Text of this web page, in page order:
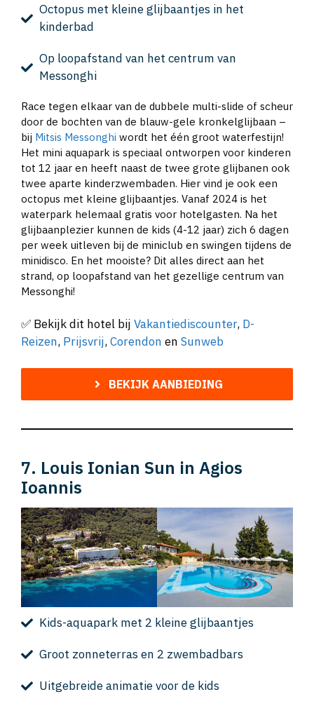
Octopus met kleine glijbaantjes in het
kinderbad
Op loopafstand van het centrum van
Messonghi
Race tegen elkaar van de dubbele multi-slide of scheur
door de bochten van de blauw-gele kronkelglijbaan –
bij Mitsis Messonghi wordt het één groot waterfestijn!
Het mini aquapark is speciaal ontworpen voor kinderen
tot 12 jaar en heeft naast de twee grote glijbanen ook
twee aparte kinderzwembaden. Hier vind je ook een
octopus met kleine glijbaantjes. Vanaf 2024 is het
waterpark helemaal gratis voor hotelgasten. Na het
glijbaanplezier kunnen de kids (4-12 jaar) zich 6 dagen
per week uitleven bij de miniclub en swingen tijdens de
minidisco. En het mooiste? Dit alles direct aan het
strand, op loopafstand van het gezellige centrum van
Messonghi!
✅ Bekijk dit hotel bij Vakantiediscounter, D-
Reizen, Prijsvrij,Corendon en Sunweb
BEKIJK AANBIEDING
7. Louis Ionian Sun in Agios
Ioannis
Kids-aquapark met 2 kleine glijbaantjes
Groot zonneterras en 2 zwembadbars
Uitgebreide animatie voor de kids